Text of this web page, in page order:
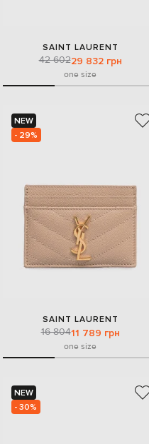
SAINT LAURENT
42 60229 832 грн
one size
NEW
- 29%
SAINT LAURENT
16 80411 789 грн
one size
NEW
- 30%